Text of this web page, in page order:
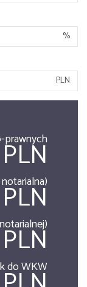
%
PLN
prawnych
do WKW